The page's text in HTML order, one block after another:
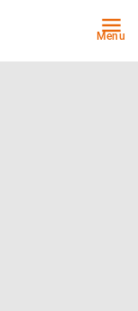
Menu